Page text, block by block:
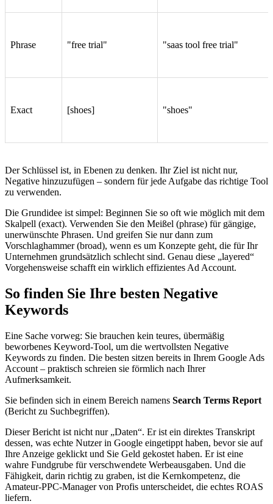
Phrase "free trial" "saas tool free trial"
Exact [shoes] "shoes"
Der Schlüssel ist, in Ebenen zu denken. Ihr Ziel ist nicht nur,
Negative hinzuzufügen – sondern für jede Aufgabe das richtige Tool
zu verwenden.
Die Grundidee ist simpel: Beginnen Sie so oft wie möglich mit dem
Skalpell (exact). Verwenden Sie den Meißel (phrase) für gängige,
unerwünschte Phrasen. Und greifen Sie nur dann zum
Vorschlaghammer (broad), wenn es um Konzepte geht, die für Ihr
Unternehmen grundsätzlich schlecht sind. Genau diese „layered“
Vorgehensweise schafft ein wirklich effizientes Ad Account.
So finden Sie Ihre besten Negative
Keywords
Eine Sache vorweg: Sie brauchen kein teures, übermäßig
beworbenes Keyword-Tool, um die wertvollsten Negative
Keywords zu finden. Die besten sitzen bereits in Ihrem Google Ads
Account – praktisch schreien sie förmlich nach Ihrer
Aufmerksamkeit.
Sie befinden sich in einem Bereich namens Search Terms Report
(Bericht zu Suchbegriffen).
Dieser Bericht ist nicht nur „Daten“. Er ist ein direktes Transkript
dessen, was echte Nutzer in Google eingetippt haben, bevor sie auf
Ihre Anzeige geklickt und Sie Geld gekostet haben. Er ist eine
wahre Fundgrube für verschwendete Werbeausgaben. Und die
Fähigkeit, darin richtig zu graben, ist die Kernkompetenz, die
Amateur-PPC-Manager von Profis unterscheidet, die echtes ROAS
liefern.